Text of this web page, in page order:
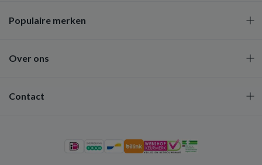
Populaire merken
Over ons
Contact